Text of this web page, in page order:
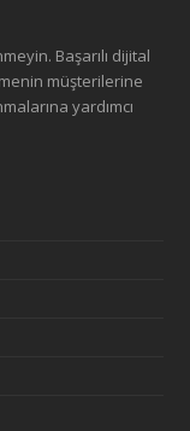
Başarılı dijital
müşterilerine
yardımcı